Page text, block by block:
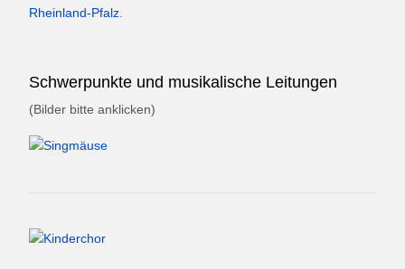
Rheinland-Pfalz
Schwerpunkte und musikalische Leitungen
(Bilder bitte anklicken)